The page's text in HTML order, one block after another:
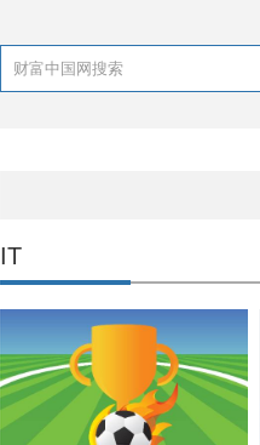
IT